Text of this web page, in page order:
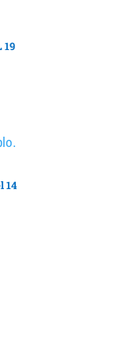
19
14